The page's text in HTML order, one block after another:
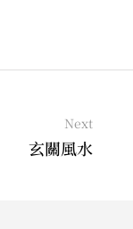
Next
玄關風水